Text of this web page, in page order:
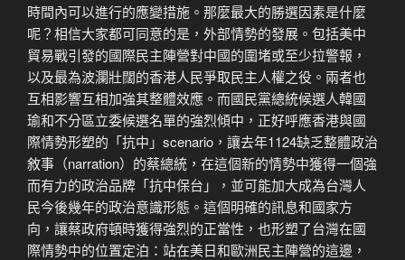
時間內可以進行的應變措施。那麼最大的勝選因素是什麼
呢？相信大家都可同意的是，外部情勢的發展。包括美中
貿易戰引發的國際民主陣營對中國的圍堵或至少拉警報，
以及最為波瀾壯闊的香港人民爭取民主人權之役。兩者也
互相影響互相加強其整體效應。而國民黨總統候選人韓國
瑜和不分區立委候選名單的強烈傾中，正好呼應香港與國
際情勢形塑的「抗中」scenario，讓去年1124缺乏整體政治
敘事（narration）的蔡總統，在這個新的情勢中獲得一個強
而有力的政治品牌「抗中保台」，並可能加大成為台灣人
民今後幾年的政治意識形態。這個明確的訊息和國家方
向，讓蔡政府頓時獲得強烈的正當性，也形塑了台灣在國
際情勢中的位置定泊：站在美日和歐洲民主陣營的這邊，